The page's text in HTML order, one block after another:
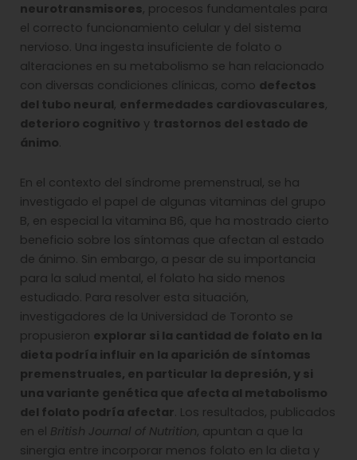
neurotransmisores, procesos fundamentales para
el correcto funcionamiento celular y del sistema
nervioso. Una ingesta insuficiente de folato o
alteraciones en su metabolismo se han relacionado
con diversas condiciones clínicas, como defectos
del tubo neural, enfermedades cardiovasculares,
deterioro cognitivo y trastornos del estado de
ánimo.
En el contexto del síndrome premenstrual, se ha
investigado el papel de algunas vitaminas del grupo
B, en especial la vitamina B6, que ha mostrado cierto
beneficio sobre los síntomas que afectan al estado
de ánimo. Sin embargo, a pesar de su importancia
para la salud mental, el folato ha sido menos
estudiado. Para resolver esta situación,
investigadores de la Universidad de Toronto se
propusieron explorar si la cantidad de folato en la
dieta podría influir en la aparición de síntomas
premenstruales, en particular la depresión, y si
una variante genética que afecta al metabolismo
del folato podría afectar. Los resultados, publicados
en el British Journal of Nutrition, apuntan a que la
sinergia entre incorporar menos folato en la dieta y